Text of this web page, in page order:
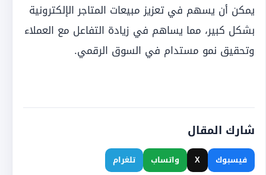
يمكن أن يسهم في تعزيز مبيعات المتاجر الإلكترونية
بشكل كبير، مما يساهم في زيادة التفاعل مع العملاء
وتحقيق نمو مستدام في السوق الرقمي.
شارك المقال
فيسبوك X واتساب تلغرام